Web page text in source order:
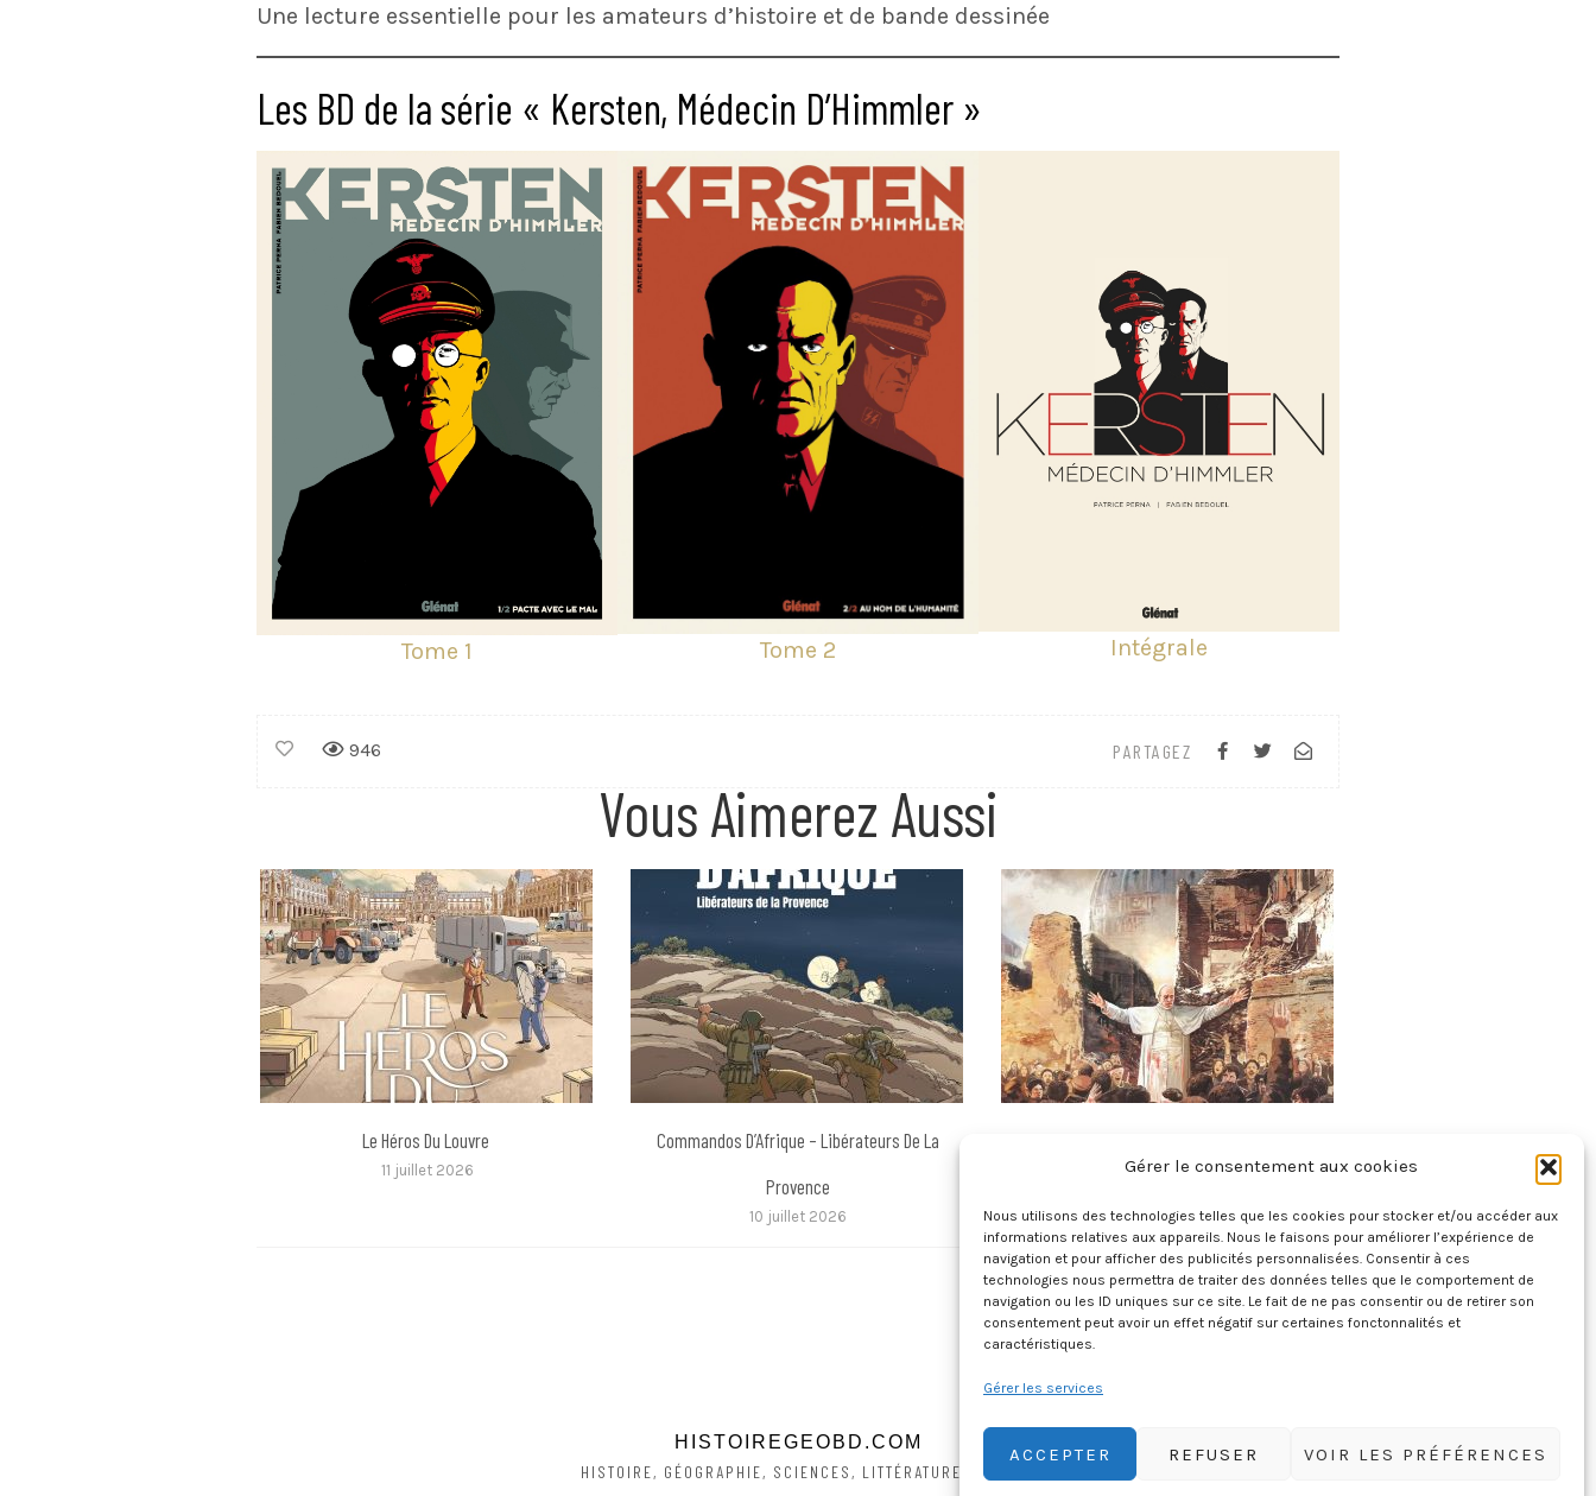
Gérer le consentement aux cookies
Nous utilisons des technologies telles que les cookies pour stocker et/ou accéder aux
informations relatives aux appareils. Nous le faisons pour améliorer l’expérience de
navigation et pour afficher des publicités personnalisées. Consentir à ces
technologies nous permettra de traiter des données telles que le comportement de
navigation ou les ID uniques sur ce site. Le fait de ne pas consentir ou de retirer son
consentement peut avoir un effet négatif sur certaines fonctonnalités et
caractéristiques.
Gérer les services
ACCEPTER REFUSER VOIR LES PRÉFÉRENCES
Une lecture essentielle pour les amateurs d’histoire et de bande dessinée
Les BD de la série « Kersten, Médecin D’Himmler »
Tome 1 Tome 2 Intégrale
PARTAGEZ
946
Vous Aimerez Aussi
Le Héros Du Louvre
11 juillet 2026
Commandos D’Afrique – Libérateurs De La
Provence
10 juillet 2026
5 juillet 2026
HISTOIREGEOBD.COM
HISTOIRE, GÉOGRAPHIE, SCIENCES, LITTÉRATURE EN BD